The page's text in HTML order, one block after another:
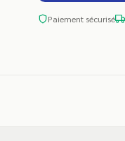
Paiement sécurisé